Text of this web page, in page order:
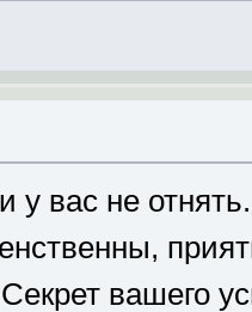
у вас не
вашего